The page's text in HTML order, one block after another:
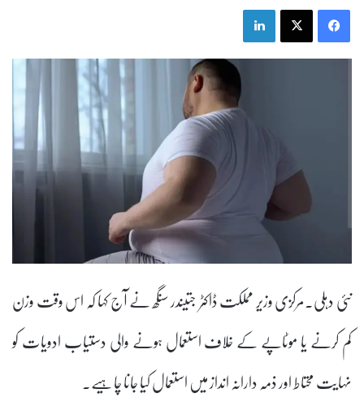
Facebook
X
نئی دہلی۔مرکزی وزیر مملکت ڈاکٹر جتیندر سنگھ نے آج کہا کہ اس وقت وزن
کم کرنے یا موٹاپے کے خلاف استعمال ہونے والی دستیاب ادویات کو
نہایت محتاط اور ذمہ دارانہ انداز میں استعمال کیا جانا چاہیے۔